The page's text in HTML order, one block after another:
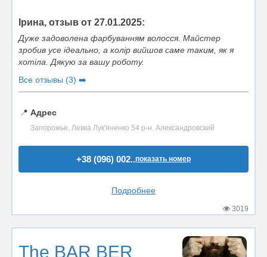
Ірина, отзыв от 27.01.2025:
Дуже задоволена фарбуванням волосся. Майстер
зробив усе ідеально, а колір вийшов саме таким, як я
хотіла. Дякую за вашу роботу.
Все отзывы (3) ➡️
📍 Адрес
Запорожье, Левка Лук'яненко 54 р-н. Александровский
+38 (096) 002..показать номер
Подробнее
3019
The BAR BER